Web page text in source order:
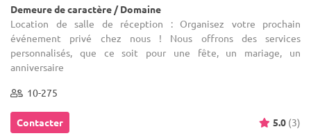
Demeure de caractère / Domaine
Location de salle de réception : Organisez votre prochain
événement privé chez nous ! Nous offrons des services
personnalisés, que ce soit pour une fête, un mariage, un
anniversaire
10-275
Contacter 5.0 (3)